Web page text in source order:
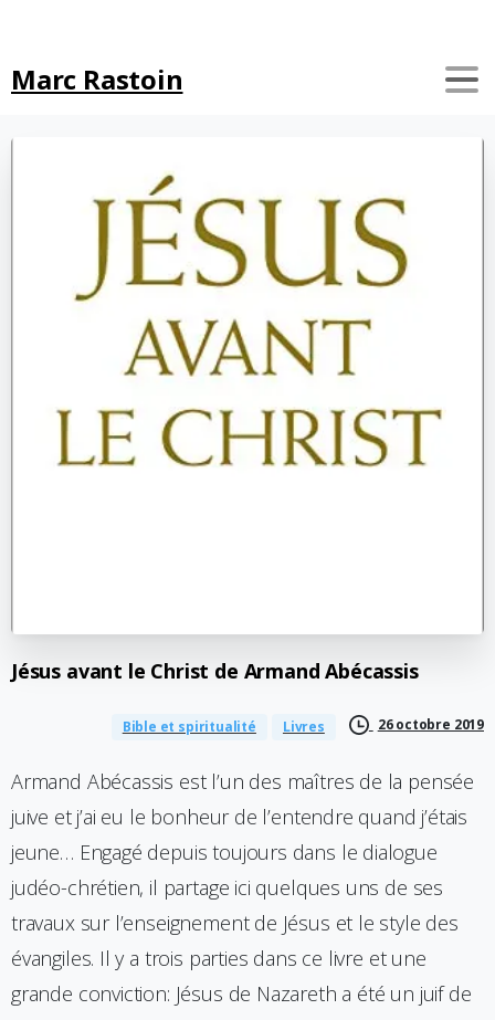
Marc Rastoin
Jésus avant le Christ de Armand Abécassis
Bible et spiritualité Livres 26 octobre 2019
Armand Abécassis est l’un des maîtres de la pensée
juive et j’ai eu le bonheur de l’entendre quand j’étais
jeune… Engagé depuis toujours dans le dialogue
judéo-chrétien, il partage ici quelques uns de ses
travaux sur l’enseignement de Jésus et le style des
évangiles. Il y a trois parties dans ce livre et une
grande conviction: Jésus de Nazareth a été un juif de